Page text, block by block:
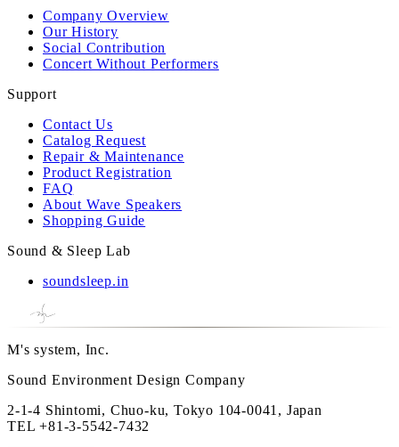
Company Overview
Our History
Social Contribution
Concert Without Performers
Support
Contact Us
Catalog Request
Repair & Maintenance
Product Registration
FAQ
About Wave Speakers
Shopping Guide
Sound & Sleep Lab
soundsleep.in
M's system, Inc.
Sound Environment Design Company
2-1-4 Shintomi, Chuo-ku, Tokyo 104-0041, Japan
TEL+81-3-5542-7432